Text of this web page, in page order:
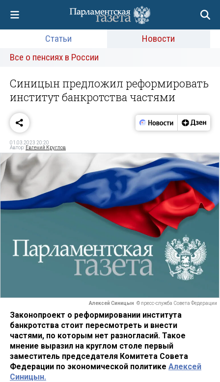
Статьи
Новости
Все о пенсиях в России
Синицын предложил реформировать
институт банкротства частями
01.03.2023 20:20
Автор: Евгений Круглов
Алексей Синицын © пресс-служба Совета Федерации
Законопроект о реформировании института
банкротства стоит пересмотреть и внести
частями, по которым нет разногласий. Такое
мнение выразил на круглом столе первый
заместитель председателя Комитета Совета
Федерации по экономической политике Алексей
Синицын.